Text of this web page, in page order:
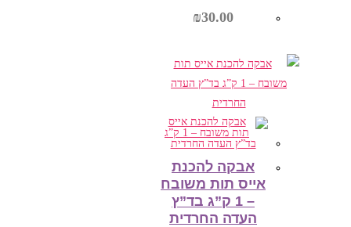
₪30.00
הוספה לסל
אבקה להכנת
אייס תות משובח
– 1 ק”ג בד”ץ
העדה החרדית